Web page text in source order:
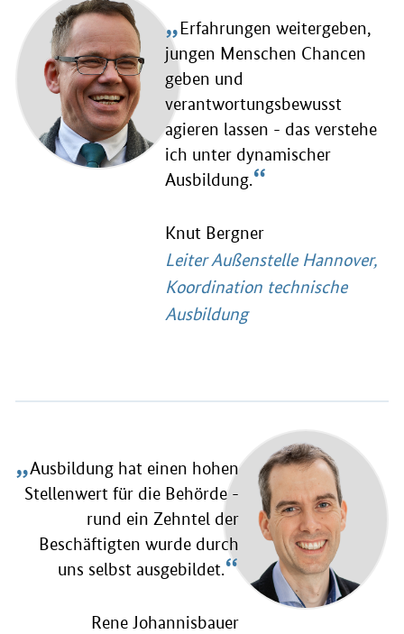
„Erfahrungen weitergeben,
jungen Menschen Chancen
geben und
verantwortungsbewusst
agieren lassen - das verstehe
ich unter dynamischer
Ausbildung.“
Knut Bergner
Leiter Außenstelle Hannover,
Koordination technische
Ausbildung
„Ausbildung hat einen hohen
Stellenwert für die Behörde -
rund ein Zehntel der
Beschäftigten wurde durch
uns selbst ausgebildet.“
Rene Johannisbauer